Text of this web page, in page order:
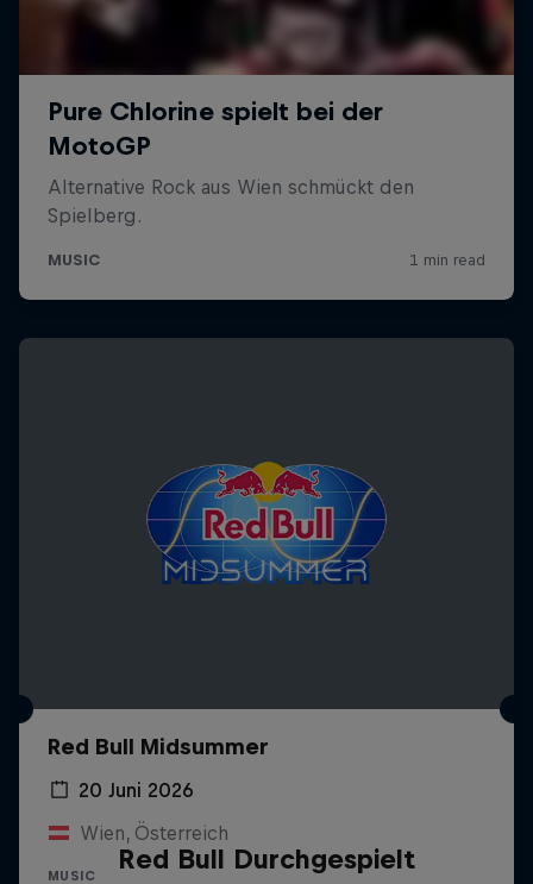
Red Bull Midsummer
20 Juni 2026
Wien, Österreich
MUSIC
Red Bull Durchgespielt